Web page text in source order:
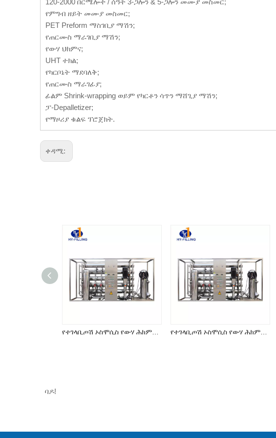
120-2000 በርሜሎች / ሰዓት 3-ጋሎን & 5-ጋሎን መሙያ መስመር;
የምግብ ዘይት መሙያ መስመር;
PET Preform ማስገቢያ ማሽን;
የጠርሙስ ማራገቢያ ማሽን;
የውሃ ህክምና;
UHT ተክል;
የካርቦኔት ማደባለቅ;
የጠርሙስ ማራገፊያ;
ፊልም Shrink-wrapping ወይም የካርቶን ሳጥን ማሸጊያ ማሽን;
ፓ-Depalletizer;
የማዞሪያ ቁልፍ ፕሮጀክት.
ቀዳሚ:
ባዶ!